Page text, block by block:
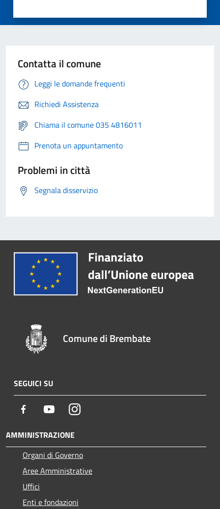
Contatta il comune
Leggi le domande frequenti
Richiedi Assistenza
Chiama il comune 035 4816011
Prenota un appuntamento
Problemi in città
Segnala disservizio
Comune di Brembate
SEGUICI SU
Facebook YoutubeInstagram
AMMINISTRAZIONE
Organi di Governo
Aree Amministrative
Uffici
Enti e fondazioni